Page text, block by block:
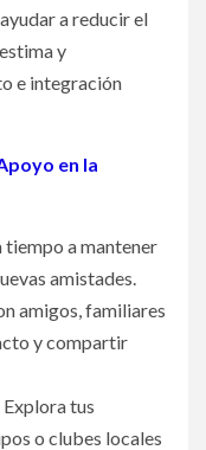
a reducir el
y
e integración
en la
tiempo a mantener
amistades.
amigos, familiares
y compartir
Explora tus
o clubes locales